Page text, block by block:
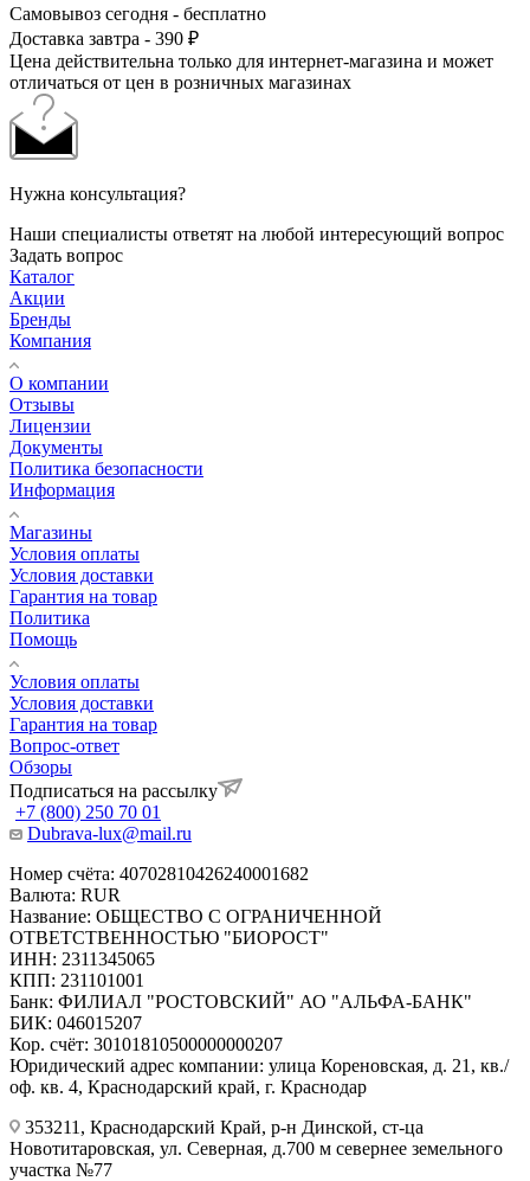
Самовывоз сегодня - бесплатно
Доставка завтра - 390 ₽
Цена действительна только для интернет-магазина и может
отличаться от цен в розничных магазинах
Нужна консультация?
Наши специалисты ответят на любой интересующий вопрос
Задать вопрос
Каталог
Акции
Бренды
Компания
О компании
Отзывы
Лицензии
Документы
Политика безопасности
Информация
Магазины
Условия оплаты
Условия доставки
Гарантия на товар
Политика
Помощь
Условия оплаты
Условия доставки
Гарантия на товар
Вопрос-ответ
Обзоры
Подписаться на рассылку
+7 (800) 250 70 01
Dubrava-lux@mail.ru
Номер счёта: 40702810426240001682
Валюта: RUR
Название: ОБЩЕСТВО С ОГРАНИЧЕННОЙ
ОТВЕТСТВЕННОСТЬЮ "БИОРОСТ"
ИНН: 2311345065
КПП: 231101001
Банк: ФИЛИАЛ "РОСТОВСКИЙ" АО "АЛЬФА-БАНК"
БИК: 046015207
Кор. счёт: 30101810500000000207
Юридический адрес компании: улица Кореновская, д. 21, кв./
оф. кв. 4, Краснодарский край, г. Краснодар
353211, Краснодарский Край, р-н Динской, ст-ца
Новотитаровская, ул. Северная, д.700 м севернее земельного
участка №77